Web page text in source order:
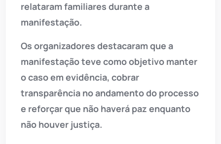
relataram familiares durante a
manifestação.
Os organizadores destacaram que a
manifestação teve como objetivo manter
o caso em evidência, cobrar
transparência no andamento do processo
e reforçar que não haverá paz enquanto
não houver justiça.